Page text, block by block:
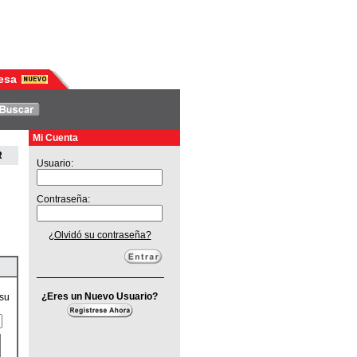
Mi Cuenta
Usuario:
Contraseña:
¿Olvidó su contraseña?
¿Eres un Nuevo Usuario?